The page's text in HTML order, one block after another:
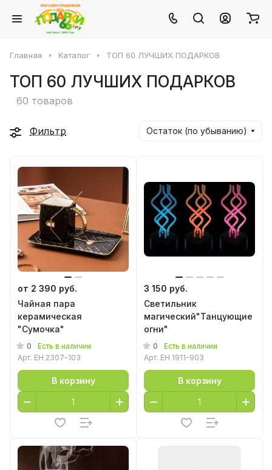
Главная Каталог ТОП 60 ЛУЧШИХ ПОДАРКОВ
ТОП 60 ЛУЧШИХ ПОДАРКОВ
60 товаров
Фильтр Остаток (по убыванию)
от 2 390 руб.
Чайная пара
керамическая
"Сумочка"
0
Есть в наличии
Арт. EH 2307-103
В корзину
3 150 руб.
Светильник
магический"Танцующие
огни"
0
Есть в наличии
Арт. EH 1911-903
В корзину